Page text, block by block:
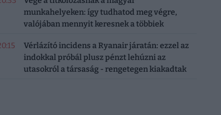
munkahelyeken: így tudhatod meg végre,
valójában mennyit keresnek a többiek
Vérlázító incidens a Ryanair járatán: ezzel az
indokkal próbál plusz pénzt lehúzni az
utasokról a társaság - rengetegen kiakadtak